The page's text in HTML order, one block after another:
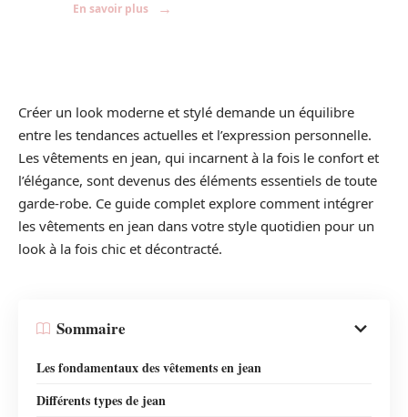
En savoir plus
Créer un look moderne et stylé demande un équilibre
entre les tendances actuelles et l’expression personnelle.
Les vêtements en jean, qui incarnent à la fois le confort et
l’élégance, sont devenus des éléments essentiels de toute
garde-robe. Ce guide complet explore comment intégrer
les vêtements en jean dans votre style quotidien pour un
look à la fois chic et décontracté.
Sommaire
Les fondamentaux des vêtements en jean
Différents types de jean